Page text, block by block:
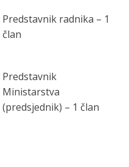
Predstavnik radnika – 1
član
Predstavnik
Ministarstva
(predsjednik) – 1 član